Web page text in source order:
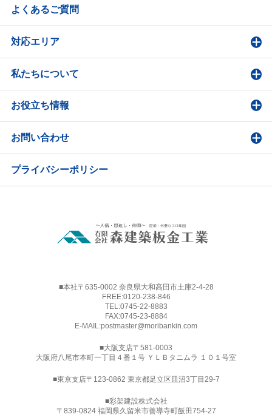
よくあるご質問
対応エリア
私たちについて
お役立ち情報
お問い合わせ
プライバシーポリシー
■本社〒635-0002 奈良県大和高田市土庫2-4-28
FREE:0120-238-846
TEL:0745-22-8883
FAX:0745-23-8884
E-MAIL:postmaster@moribankin.com
■大阪支店〒581-0003
大阪府八尾市本町一丁目４番１号 ＹＬＢタニムラ １０１号室
■東京支店〒123-0862 東京都足立区皿沼3丁目29-7
■彩架建設株式会社
〒839-0824 福岡県久留米市善導寺町飯田754-27